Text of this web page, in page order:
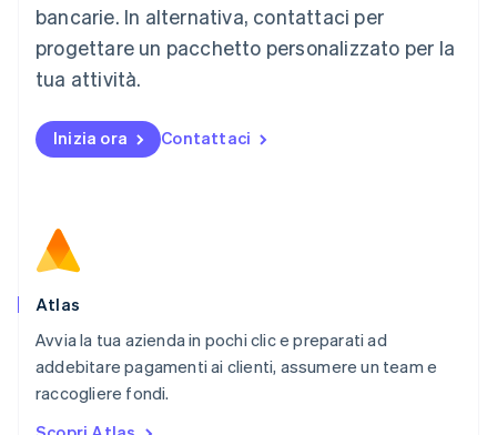
bancarie. In alternativa, contattaci per
progettare un pacchetto personalizzato per la
tua attività.
Inizia ora Contattaci
Atlas
Avvia la tua azienda in pochi clic e preparati ad
addebitare pagamenti ai clienti, assumere un team e
raccogliere fondi.
Malta
Messico
EspañolEnglish
English
Nuova Zelanda
English
Portogallo
Português
English简体中文
Regno Unito
English